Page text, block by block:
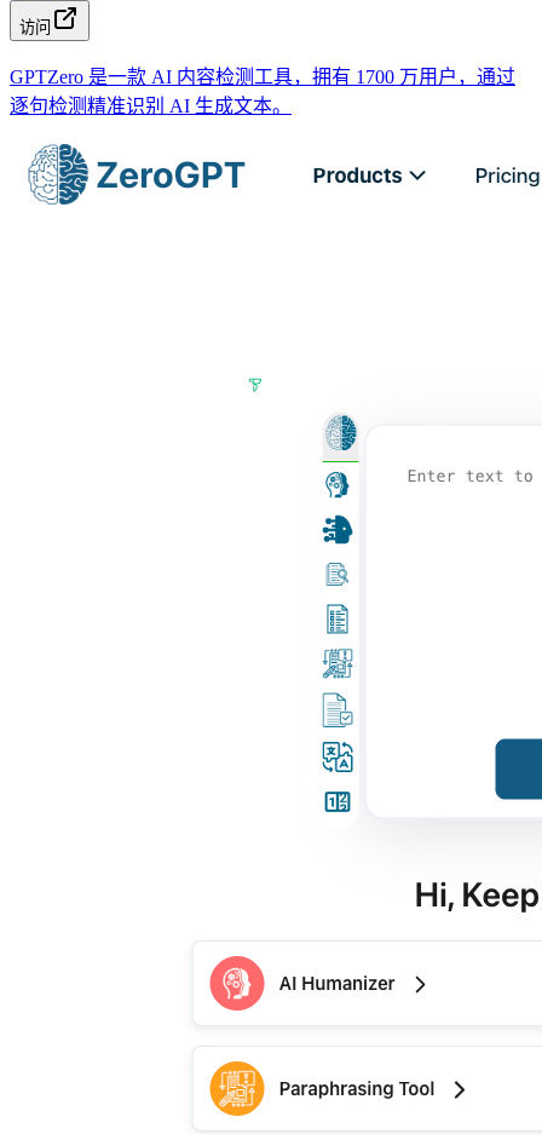
访问
GPTZero 是一款 AI 内容检测工具，拥有 1700 万用户，通过
逐句检测精准识别 AI 生成文本。